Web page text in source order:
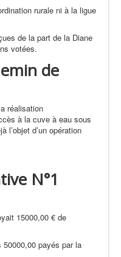
rurale ni à la ligue
de la part de la Diane
votées.
de
réalisation
à la cuve à eau sous
l’objet d’un opération
N°1
15000,00 € de
payés par la